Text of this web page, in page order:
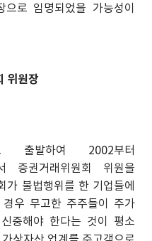
로 임명되었을 가능성이
위원장
출발하여 2002부터
증권거래위원회 위원을
가 불법행위를 한 기업들에
우 무고한 주주들이 주가
중해야 한다는 것이 평소